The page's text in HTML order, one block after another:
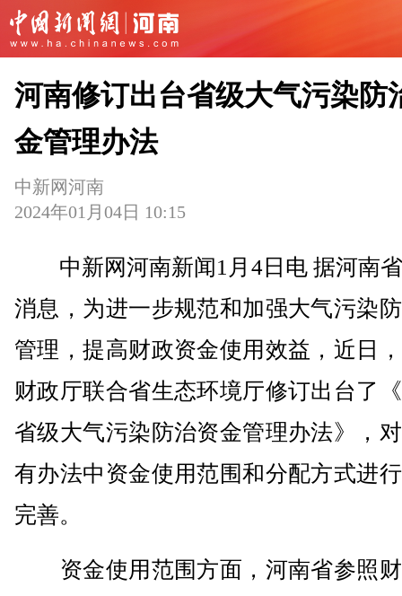
河南修订出台省级大气污染防
金管理办法
中新网河南
2024年01月04日 10:15
中新网河南新闻1月4日电 据河南
消息，为进一步规范和加强大气污染
管理，提高财政资金使用效益，近日
财政厅联合省生态环境厅修订出台了
省级大气污染防治资金管理办法》，
有办法中资金使用范围和分配方式进
完善。
资金使用范围方面，河南省参照